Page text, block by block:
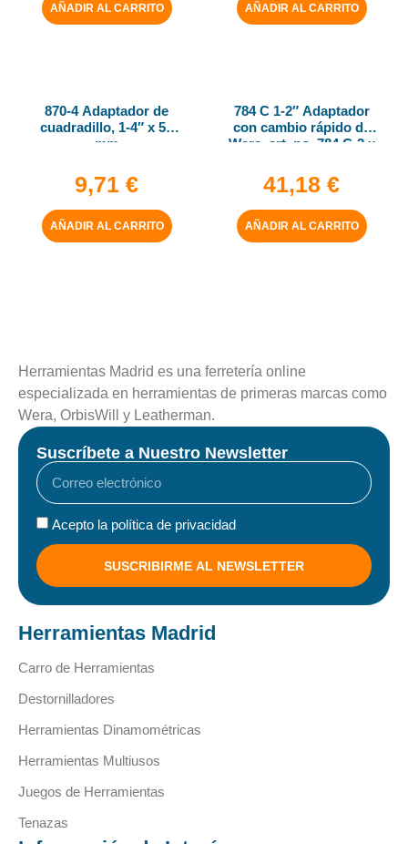
AÑADIR AL CARRITO AÑADIR AL CARRITO
870-4 Adaptador de
cuadradillo, 1-4″ x 50
mm
9,71 €
AÑADIR AL CARRITO
784 C 1-2″ Adaptador
con cambio rápido de
Wera, art. no. 784 C-2 x
41,18 €
AÑADIR AL CARRITO
Herramientas Madrid es una ferretería online
especializada en herramientas de primeras marcas como
Wera, OrbisWill y Leatherman.
Suscríbete a Nuestro Newsletter
Acepto la política de privacidad
SUSCRIBIRME AL NEWSLETTER
Herramientas Madrid
Carro de Herramientas
Destornilladores
Herramientas Dinamométricas
Herramientas Multiusos
Juegos de Herramientas
Tenazas